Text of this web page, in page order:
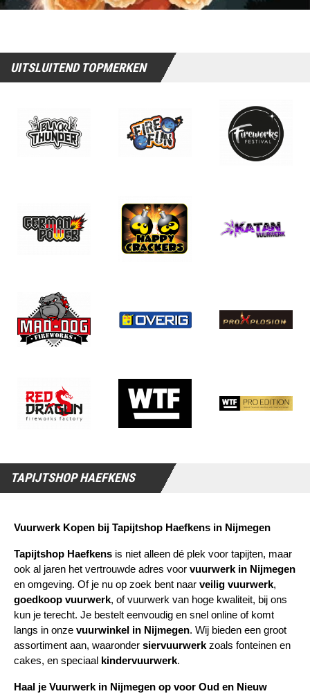
UITSLUITEND TOPMERKEN
TAPIJTSHOP HAEFKENS
Vuurwerk Kopen bij Tapijtshop Haefkens in Nijmegen
Tapijtshop Haefkens is niet alleen dé plek voor tapijten, maar
ook al jaren het vertrouwde adres voor vuurwerk in Nijmegen
en omgeving. Of je nu op zoek bent naar veilig vuurwerk
goedkoop vuurwerk, of vuurwerk van hoge kwaliteit, bij ons
kun je terecht. Je bestelt eenvoudig en snel online of komt
langs in onze vuurwinkel in Nijmegen. Wij bieden een groot
assortiment aan, waaronder siervuurwerk zoals fonteinen en
cakes, en speciaal kindervuurwerk.
Haal je Vuurwerk in Nijmegen op voor Oud en Nieuw